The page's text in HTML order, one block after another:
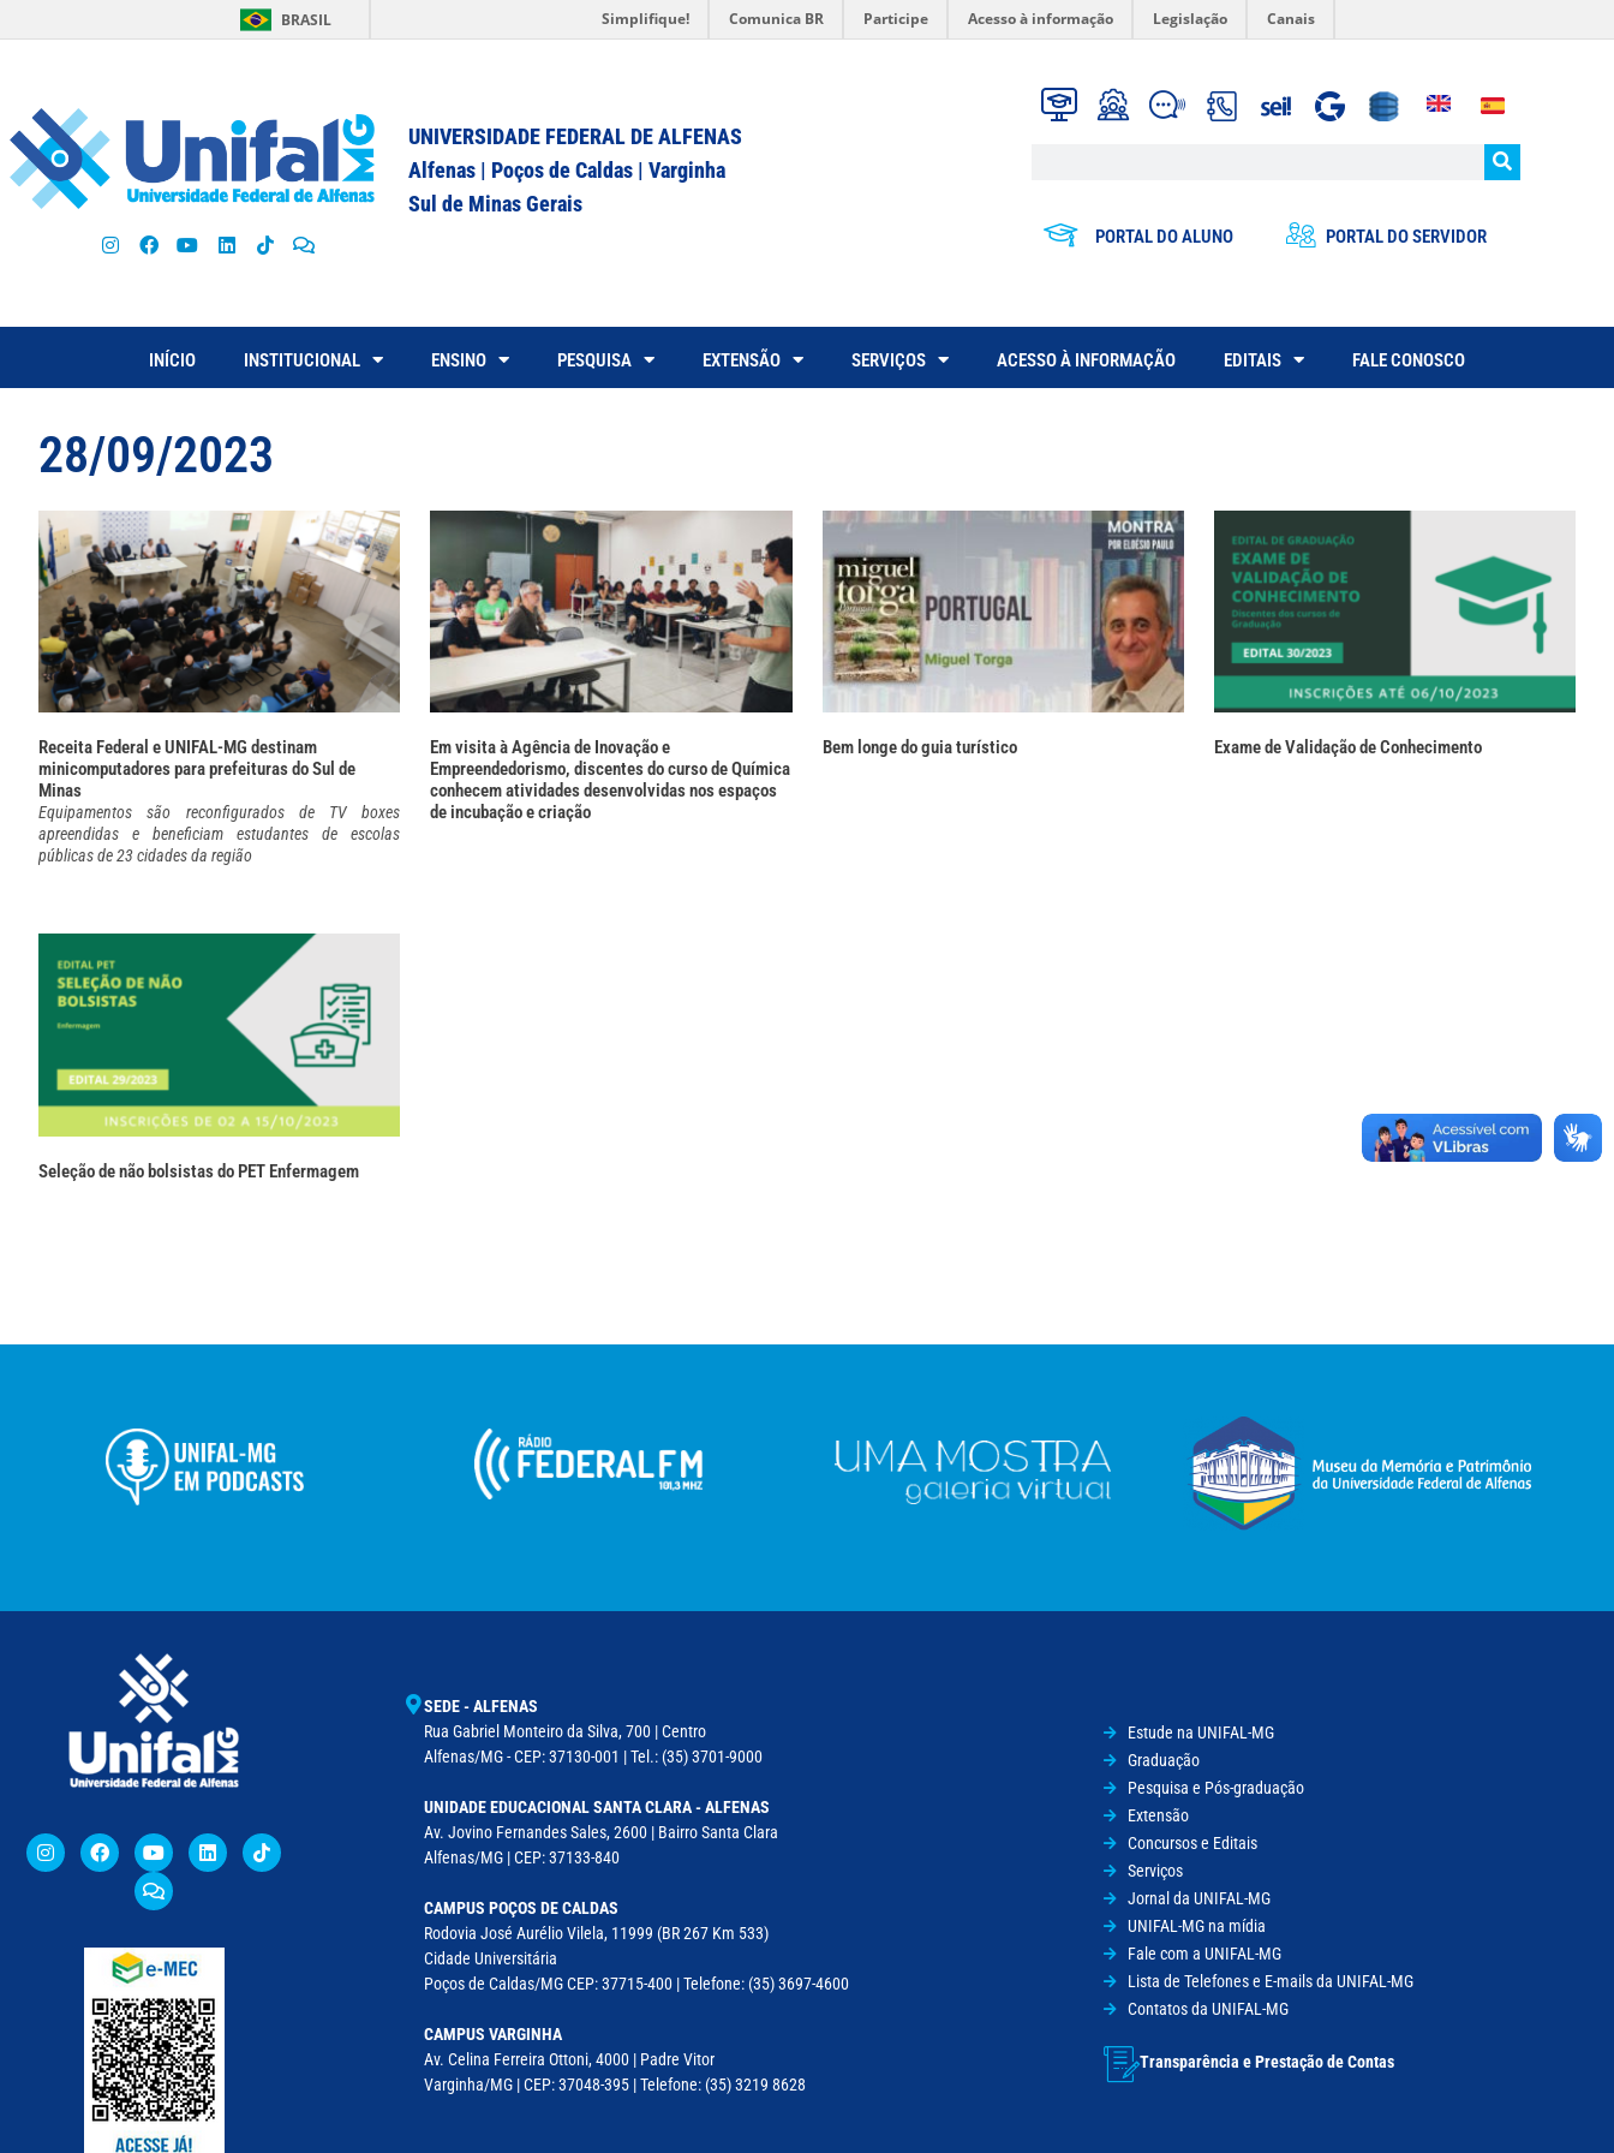
BRASIL Simplifique! Comunica BR Participe Acesso à informação Legislação Canais
UNIVERSIDADE FEDERAL DE ALFENAS
Alfenas | Poços de Caldas | Varginha
Sul de Minas Gerais
PORTAL DO ALUNO PORTAL DO SERVIDOR
INÍCIO INSTITUCIONAL ENSINO PESQUISA EXTENSÃO SERVIÇOS ACESSO À INFORMAÇÃO EDITAIS FALE CONOSCO
28/09/2023
Receita Federal e UNIFAL-MG destinam
minicomputadores para prefeituras do Sul de
Minas
Equipamentos são reconfigurados de TV boxes
apreendidas e beneficiam estudantes de escolas
públicas de 23 cidades da região
Em visita à Agência de Inovação e
Empreendedorismo, discentes do curso de Química
conhecem atividades desenvolvidas nos espaços
de incubação e criação
Bem longe do guia turístico Exame de Validação de Conhecimento
Seleção de não bolsistas do PET Enfermagem
SEDE - ALFENAS
Rua Gabriel Monteiro da Silva, 700 | Centro
Alfenas/MG - CEP: 37130-001 | Tel.: (35) 3701-9000
UNIDADE EDUCACIONAL SANTA CLARA - ALFENAS
Av. Jovino Fernandes Sales, 2600 | Bairro Santa Clara
Alfenas/MG | CEP: 37133-840
CAMPUS POÇOS DE CALDAS
Rodovia José Aurélio Vilela, 11999 (BR 267 Km 533)
Cidade Universitária
Poços de Caldas/MG CEP: 37715-400 | Telefone: (35) 3697-4600
CAMPUS VARGINHA
Av. Celina Ferreira Ottoni, 4000 | Padre Vitor
Varginha/MG | CEP: 37048-395 | Telefone: (35) 3219 8628
Estude na UNIFAL-MG
Graduação
Pesquisa e Pós-graduação
Extensão
Concursos e Editais
Serviços
Jornal da UNIFAL-MG
UNIFAL-MG na mídia
Fale com a UNIFAL-MG
Lista de Telefones e E-mails da UNIFAL-MG
Contatos da UNIFAL-MG
Transparência e Prestação de Contas